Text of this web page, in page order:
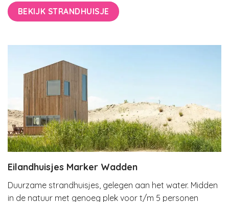
BEKIJK STRANDHUISJE
Eilandhuisjes Marker Wadden
Duurzame strandhuisjes, gelegen aan het water. Midden
in de natuur met genoeg plek voor t/m 5 personen